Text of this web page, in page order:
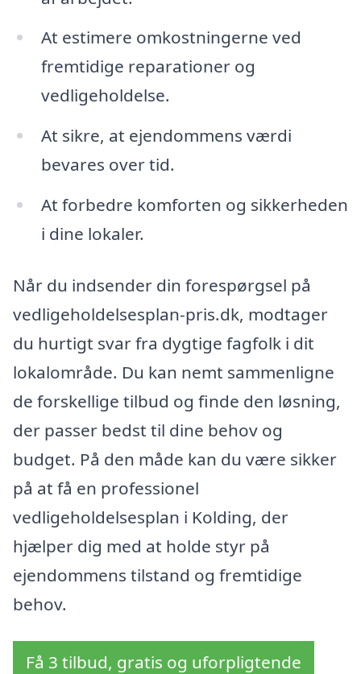
At estimere omkostningerne ved
fremtidige reparationer og
vedligeholdelse.
At sikre, at ejendommens værdi
bevares over tid.
At forbedre komforten og sikkerheden
i dine lokaler.
Når du indsender din forespørgsel på
vedligeholdelsesplan-pris.dk, modtager
du hurtigt svar fra dygtige fagfolk i dit
lokalområde. Du kan nemt sammenligne
de forskellige tilbud og finde den løsning,
der passer bedst til dine behov og
budget. På den måde kan du være sikker
på at få en professionel
vedligeholdelsesplan i Kolding, der
hjælper dig med at holde styr på
ejendommens tilstand og fremtidige
behov.
Få 3 tilbud, gratis og uforpligtende